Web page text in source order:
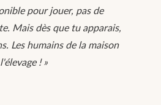
pour jouer, pas de
Mais dès que tu apparais,
Les humains de la maison
! »